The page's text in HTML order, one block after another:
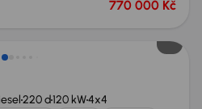
770 000 Kč
220 d120 kW4x4